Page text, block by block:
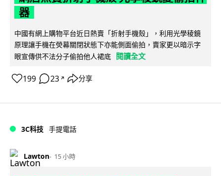
器
中國有網上購物平台近日熱賣「折射手機殼」，利用光學稜鏡
原理讓手機在熒幕關閉狀態下亦能側面偷拍，賣家更以暗示字
眼宣傳供不法分子偷拍他人裙底
閱讀全文
199 23 ↗ 分享
3C科技 手提電話
Lawton 15 小時